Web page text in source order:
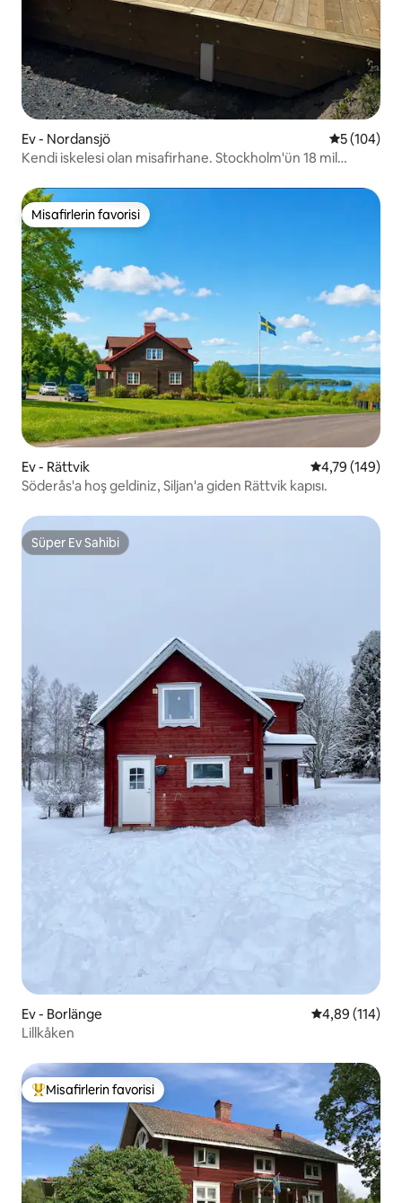
Ev - Nordansjö 55 (104)
Kendi iskelesi olan misafirhane. Stockholm'ün 18 mil
Misafirlerin favorisi
Misafirlerin favorisi
Ev - Rättvik 5 üzerinden
4,79 (149)
Söderås'a hoş geldiniz, Siljan'a giden Rättvik kapısı.
Süper Ev Sahibi
Süper Ev Sahibi
Ev - Borlänge 5 üzerinden
4,89 (114)
Lillkåken
Misafirlerin favorilerinden en beğenilenler arasında
Misafirlerin favorisi